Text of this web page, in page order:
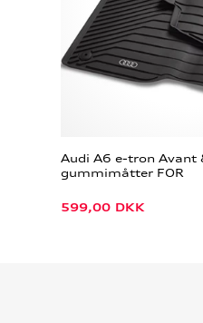
Audi A6 e-tron Avant
gummimåtter FOR
599,00 DKK